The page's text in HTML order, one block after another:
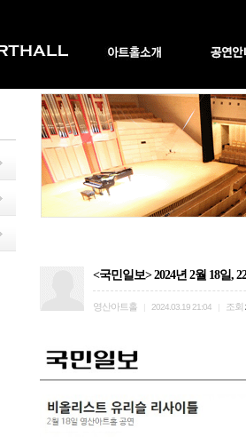
<국민일보> 2024년 2월 18일,
영산아트홀 2024.03.19 21:04 조회